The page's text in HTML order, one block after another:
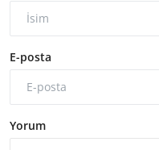
E-posta
Yorum